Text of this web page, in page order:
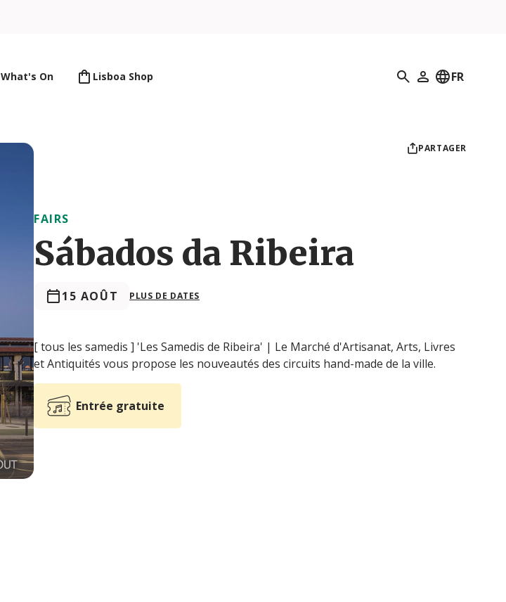
What's On Lisboa Shop Recherche
Mon profil
FR
PARTAGER
FAIRS
Sábados da Ribeira
15 AOÛT PLUS DE DATES
[ tous les samedis ] 'Les Samedis de Ribeira' | Le Marché d'Artisanat, Arts, Livres
et Antiquités vous propose les nouveautés des circuits hand-made de la ville.
Entrée gratuite